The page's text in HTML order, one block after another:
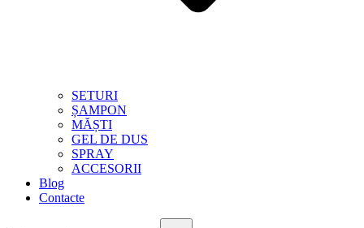
SETURI
ȘAMPON
MĂȘTI
GEL DE DUS
SPRAY
ACCESORII
Blog
Contacte